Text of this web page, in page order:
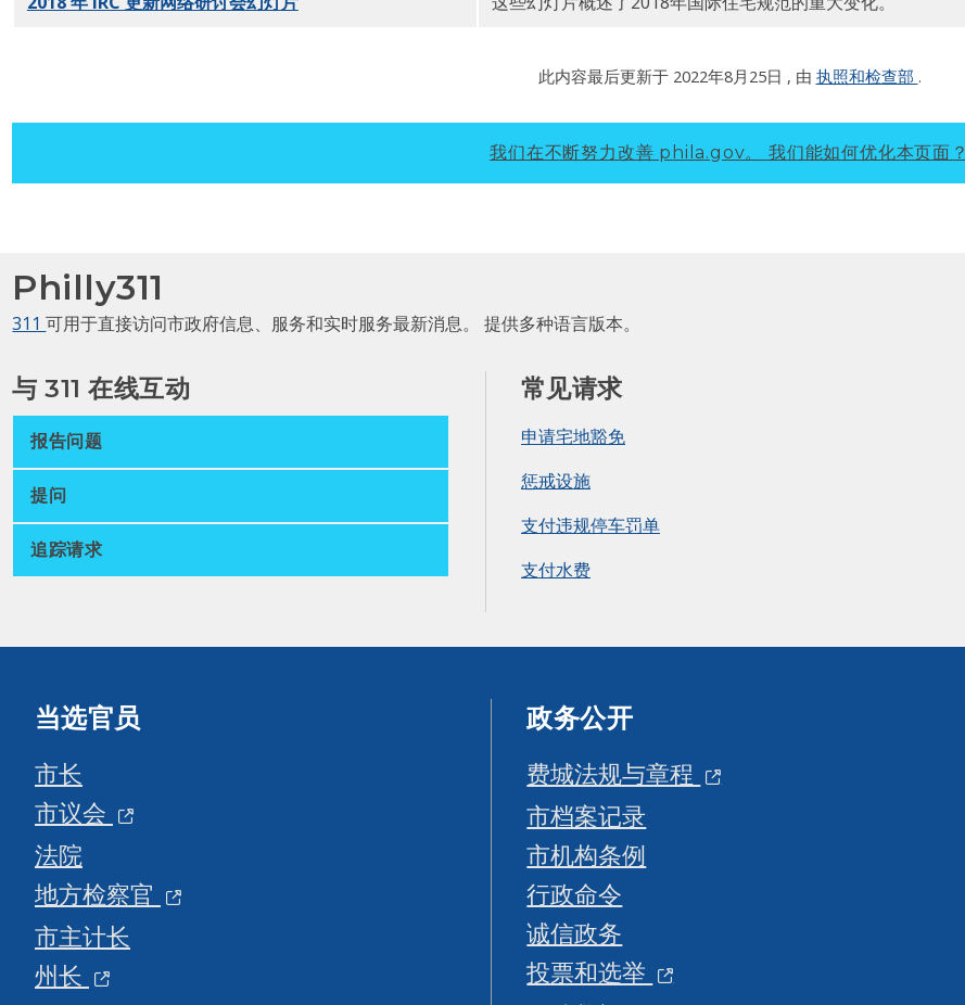
此内容最后更新于 2022年8月25日 , 由 执照和检查部 .
我们在不断努力改善 phila.gov。 我们能如何优化本页面？
Philly311
311可用于直接访问市政府信息、服务和实时服务最新消息。 提供多种语言版本。
与 311 在线互动
报告问题
提问
追踪请求
常见请求
申请宅地豁免
惩戒设施
支付违规停车罚单
支付水费
当选官员
市长
市议会
法院
地方检察官
市主计长
州长
政务公开
费城法规与章程
市档案记录
市机构条例
行政命令
诚信政务
投票和选举